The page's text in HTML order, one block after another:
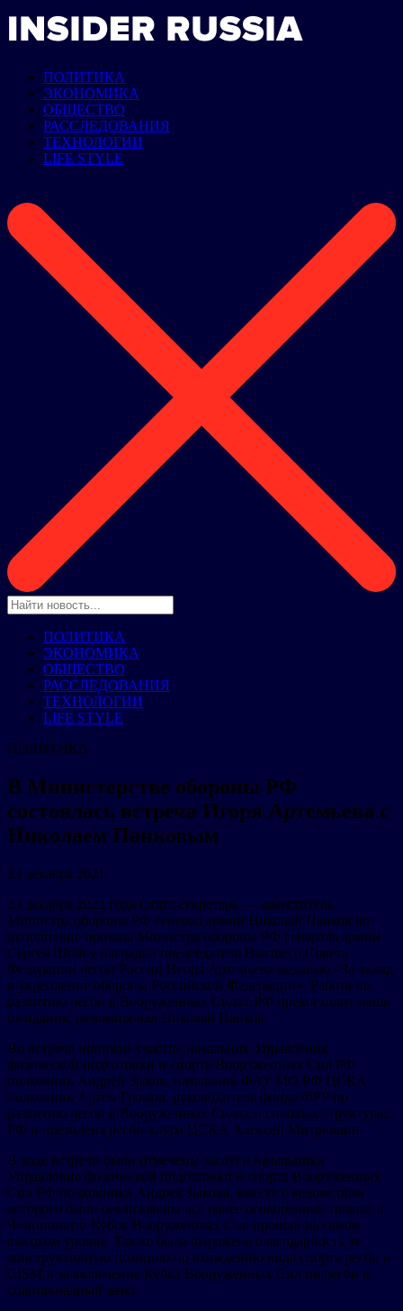
ПОЛИТИКА
ЭКОНОМИКА
ОБЩЕСТВО
РАССЛЕДОВАНИЯ
ТЕХНОЛОГИИ
LIFE STYLE
ПОЛИТИКА
ЭКОНОМИКА
ОБЩЕСТВО
РАССЛЕДОВАНИЯ
ТЕХНОЛОГИИ
LIFE STYLE
ПОЛИТИКА
В Министерстве обороны РФ
состоялась встреча Игоря Артемьева с
Николаем Панковым
23 декабря 2021
23 декабря 2022 года Статс-секретарь — заместитель
Министра обороны РФ генерал армии Николай Панков во
исполнение приказа Министра обороны РФ генерала армии
Сергея Шойгу наградил председателя Высшего Совета
Федерации регби России Игоря Артемьева медалью «За вклад
в укрепление обороны Российской Федерации». Работа по
развитию регби в Вооруженных Силах РФ превосходит наши
ожидания, резюмировал Николай Панков.
Во встрече приняли участие начальник Управления
физической подготовки и спорта Вооруженных Сил РФ
полковник Андрей Зыков, начальник ФАУ МО РФ ЦСКА
полковник Артем Громов, руководитель фонда ФРР по
развитию регби в Вооруженных Силах и силовых структурах
РФ и президент регби-клуба ЦСКА Алексей Митрюшин.
В ходе встречи были отмечены заслуги начальника
Управления физической подготовки и спорта Вооруженных
Сил РФ полковника Андрея Зыкова, вместе с ведомством
которого были реализованы все ранее оговоренные планы, а
Чемпионат и Кубок Вооруженных Сил прошли на самом
высоком уровне. Также была выражена благодарность за
конструктивную позицию по вхождению вида спорта регби в
CISM и за включение Кубка Вооруженных Сил по регби в
спартакиадный зачет.